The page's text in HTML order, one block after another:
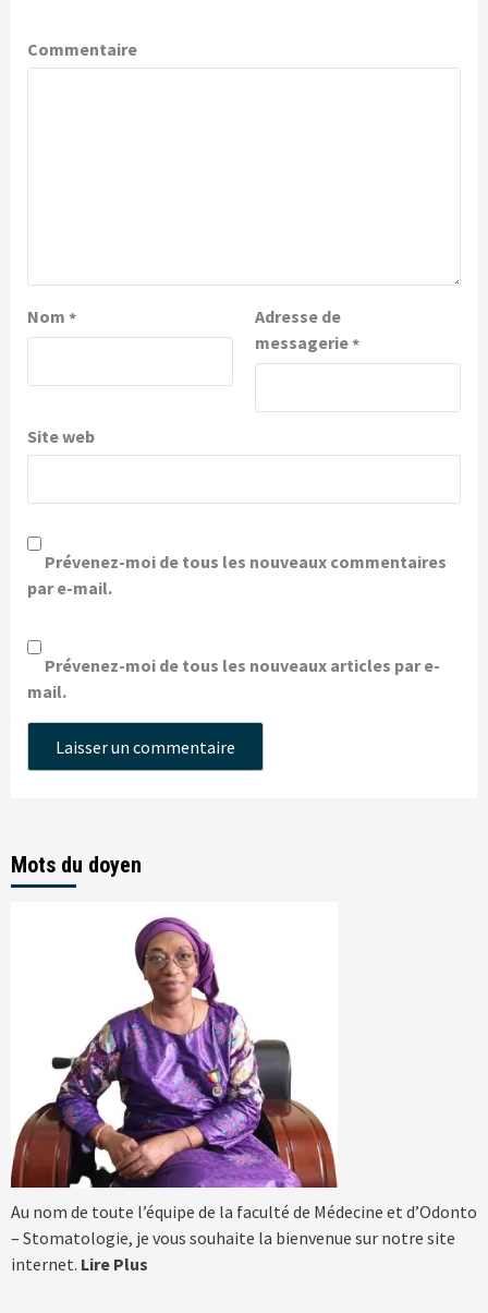
Commentaire
Nom *
Adresse de
messagerie*
Site web
Prévenez-moi de tous les nouveaux commentaires
par e-mail.
Prévenez-moi de tous les nouveaux articles par e-
mail.
Mots du doyen
Au nom de toute l’équipe de la faculté de Médecine et d’Odonto
– Stomatologie, je vous souhaite la bienvenue sur notre site
internet. Lire Plus